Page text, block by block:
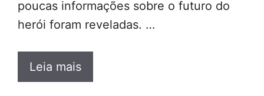
poucas informações sobre o futuro do
herói foram reveladas. …
Leia mais